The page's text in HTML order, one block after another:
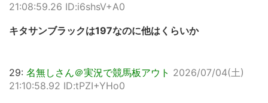
21:08:59.26 ID:i6shsV+A0
キタサンブラックは197なのに他はくらいか
29: 名無しさん＠実況で競馬板アウト 2026/07/04(土)
21:10:58.92 ID:tPZI+YHo0